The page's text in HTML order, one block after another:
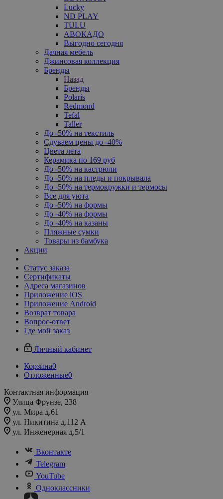
Lucky
ND PLAY
TULU
АВОКАДО
Выгодно сегодня
Дачная мебель
Джинсовая коллекция
Бренды
Назад
Бренды
Polaris
Redmond
Tefal
Taller
До -50% на текстиль
Сдуваем цены до -40%
Цвета лета
Керамика по 169 руб
До -50% на кастрюли
До -50% на пледы и покрывала
До -50% на термокружки и термосы
Все для уюта
До -50% на формы
До -40% на формы
До -40% на казаны
Пляжные сумки
Товары из бамбука
Акции
Статус заказа
Сертификаты
Адреса магазинов
Приложение iOS
Приложение Android
Возврат товара
Вопрос-ответ
Где мой заказ
Личный кабинет
Корзина0
Отложенные0
Контактная информация
Улица Фрунзе, 238​
ул. Мира д.61
ул. Никитина д.112 А
ул. Инженерная д.5/1
Вконтакте
Telegram
YouTube
Одноклассники